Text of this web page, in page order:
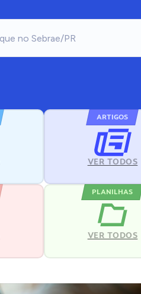
ARTIGOS
VER TODOS
PLANILHAS
VER TODOS